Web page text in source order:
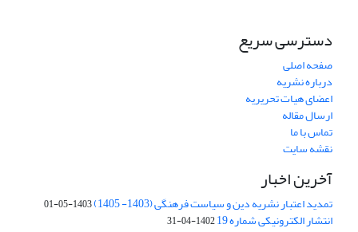
دسترسی سریع
صفحه اصلی
درباره نشریه
اعضای هیات تحریریه
ارسال مقاله
تماس با ما
نقشه سایت
آخرین اخبار
تمدید اعتبار نشریه دین و سیاست فرهنگی (1403- 1405) 1403-05-01
انتشار الکترونیکی شماره 19 1402-04-31